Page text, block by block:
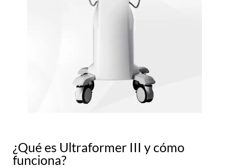
¿Qué es Ultraformer III y cómo
funciona?